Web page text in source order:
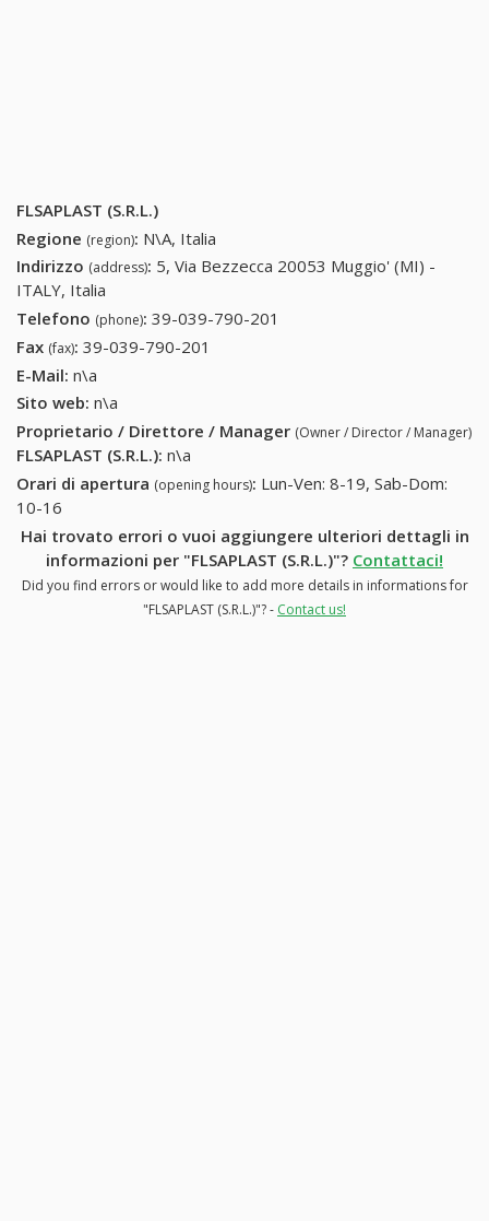
FLSAPLAST (S.R.L.)
Regione (region): N\A, Italia
Indirizzo (address): 5, Via Bezzecca 20053 Muggio' (MI) -
ITALY, Italia
Telefono (phone): 39-039-790-201
Fax (fax): 39-039-790-201
E-Mail: n\a
Sito web: n\a
Proprietario / Direttore / Manager (Owner / Director / Manager)
FLSAPLAST (S.R.L.): n\a
Orari di apertura (opening hours): Lun-Ven: 8-19, Sab-Dom:
10-16
Hai trovato errori o vuoi aggiungere ulteriori dettagli in
informazioni per "FLSAPLAST (S.R.L.)"? Contattaci!
Did you find errors or would like to add more details in informations for
"FLSAPLAST (S.R.L.)"? - Contact us!